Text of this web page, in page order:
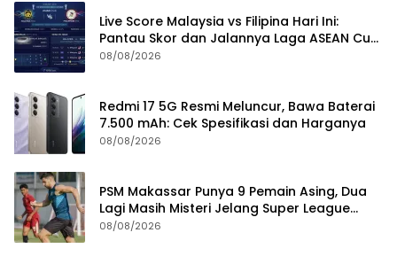
Live Score Malaysia vs Filipina Hari Ini:
Pantau Skor dan Jalannya Laga ASEAN Cup
2026
08/08/2026
Redmi 17 5G Resmi Meluncur, Bawa Baterai
7.500 mAh: Cek Spesifikasi dan Harganya
08/08/2026
PSM Makassar Punya 9 Pemain Asing, Dua
Lagi Masih Misteri Jelang Super League
2026/2027
08/08/2026